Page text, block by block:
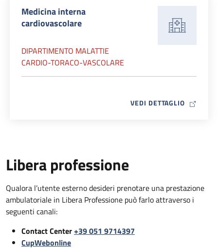
Medicina interna
cardiovascolare
DIPARTIMENTO MALATTIE
CARDIO-TORACO-VASCOLARE
VEDI DETTAGLIO MAP ICON
Libera professione
Qualora l’utente esterno desideri prenotare una prestazione
ambulatoriale in Libera Professione può farlo attraverso i
seguenti canali:
Contact Center+39 051 9714397
CupWebonline